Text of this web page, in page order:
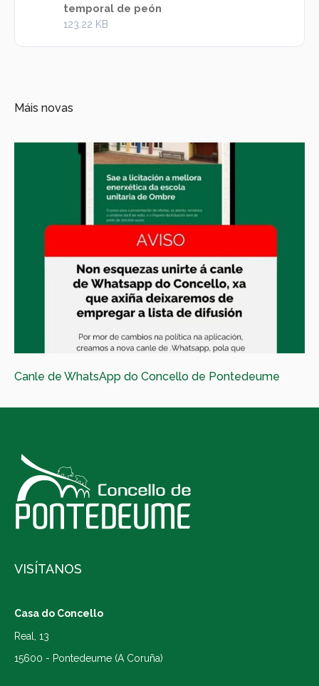
temporal de peón
123.22 KB
Máis novas
Canle de WhatsApp do Concello de Pontedeume
VISÍTANOS
Casa do Concello
Real, 13
15600 - Pontedeume (A Coruña)